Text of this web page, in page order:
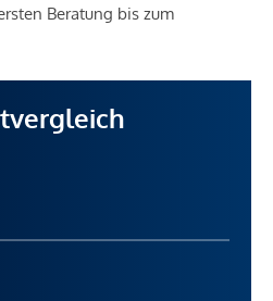
Beratung bis zum